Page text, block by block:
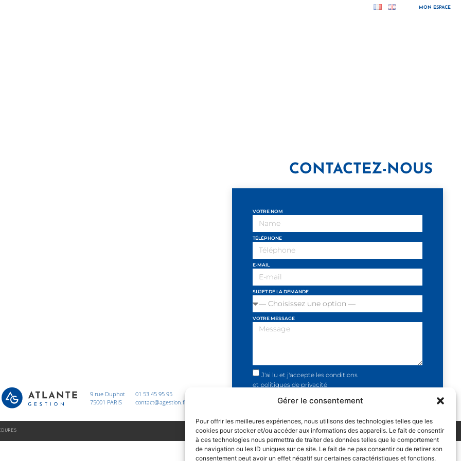
Gérer le consentement
Pour offrir les meilleures expériences, nous utilisons des technologies telles que les
cookies pour stocker et/ou accéder aux informations des appareils. Le fait de consentir
à ces technologies nous permettra de traiter des données telles que le comportement
de navigation ou les ID uniques sur ce site. Le fait de ne pas consentir ou de retirer son
consentement peut avoir un effet négatif sur certaines caractéristiques et fonctions.
MON ESPACE
CONTACTEZ-NOUS
9 rue Duphot
75001 PARIS
01 53 45 95 95
contact@agestion.fr
VOTRE NOM
TÉLÉPHONE
E-MAIL
SUJET DE LA DEMANDE
VOTRE MESSAGE
J'ai lu et j'accepte les conditions
et politiques de privacité
SEND
UNE CREATION DEOR DESIGN